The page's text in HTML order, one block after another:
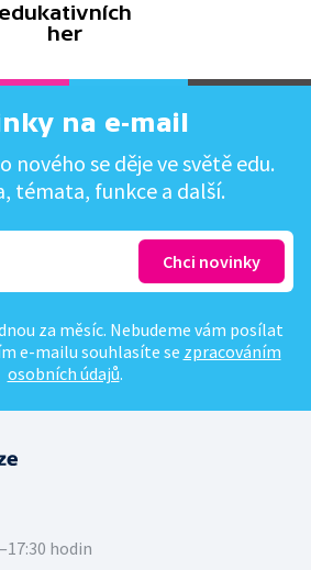
edukativních
her
na e-mail
nového se děje ve světě edu.
témata, funkce a další.
za měsíc. Nebudeme vám posílat
e-mailu souhlasíte se zpracováním
osobních údajů.